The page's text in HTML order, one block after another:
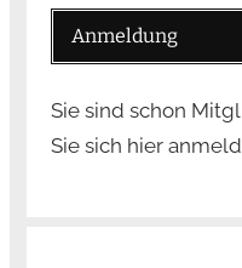
Anmeldung
Sie sind schon
Sie sich hier